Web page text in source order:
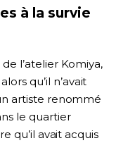
à la survie
l’atelier Komiya,
qu’il n’avait
artiste renommé
le quartier
qu’il avait acquis